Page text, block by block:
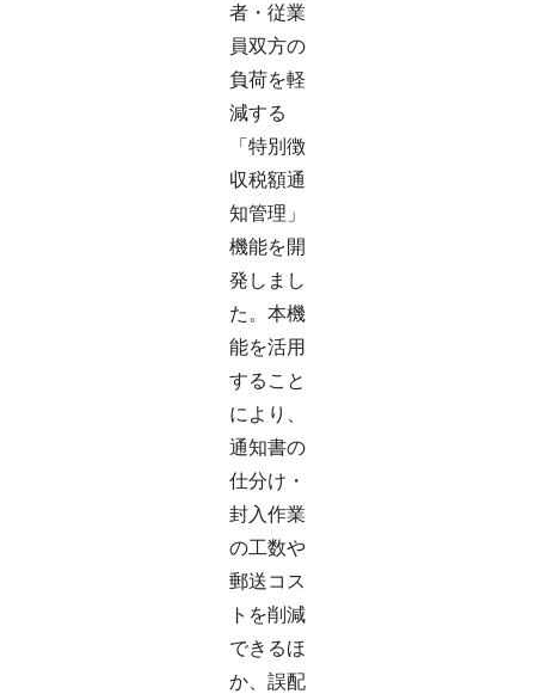
者・従業
員双方の
負荷を軽
減する
「特別徴
収税額通
知管理」
機能を開
発しまし
た。本機
能を活用
すること
により、
通知書の
仕分け・
封入作業
の工数や
郵送コス
トを削減
できるほ
か、誤配